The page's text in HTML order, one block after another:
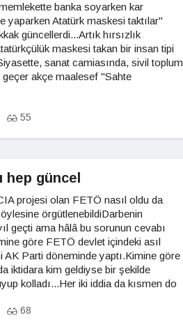
banka soyarken kar
yaparken Atatürk maskesi taktılar"
güncellerdi...Artık hırsızlık
maskesi takan bir insan tipi
sanat camiasında, sivil toplum
geçer akçe maalesef "Sahte
55
hep güncel
projesi olan FETÖ nasıl oldu da
örgütlenebildiDarbenin
geçti ama hâlâ bu sorunun cevabı
göre FETÖ devlet içindeki asıl
AK Parti döneminde yaptı.Kimine göre
iktidara kim geldiyse bir şekilde
kolladı...Her iki iddia da kısmen do
68